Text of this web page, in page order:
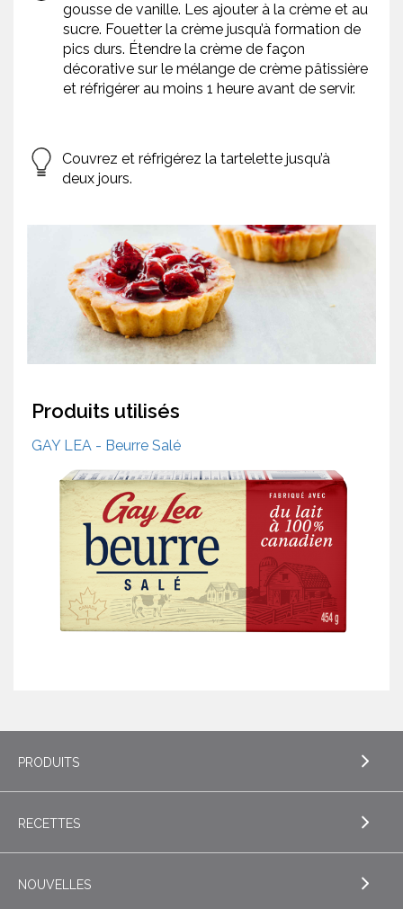
gousse de vanille. Les ajouter à la crème et au
sucre. Fouetter la crème jusqu’à formation de
pics durs. Étendre la crème de façon
décorative sur le mélange de crème pâtissière
et réfrigérer au moins 1 heure avant de servir.
Couvrez et réfrigérez la tartelette jusqu’à
deux jours.
Produits utilisés
GAY LEA - Beurre Salé
PRODUITS
EXPLORE PRODUITS
RECETTES
EXPLORE RECETTES
NOUVELLES